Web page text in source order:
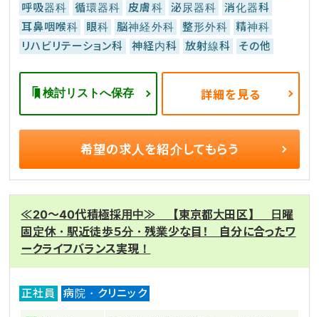
呼吸器科
循環器科 皮膚科 泌尿器科
消化器科
耳鼻咽喉科
眼科 脳神経外科 整形外科
精神科
リハビリテーション科
神経内科 放射線科 その他
検討リストへ保存 詳細を見る
希望の求人を紹介してもらう
≪20～40代積極採用中≫ 【東京都大田区】 日曜
固定休・駅近徒歩５分・残業少な目！ 自分に合ったワ
ークライフバランス実現！
正社員 病院・クリニック